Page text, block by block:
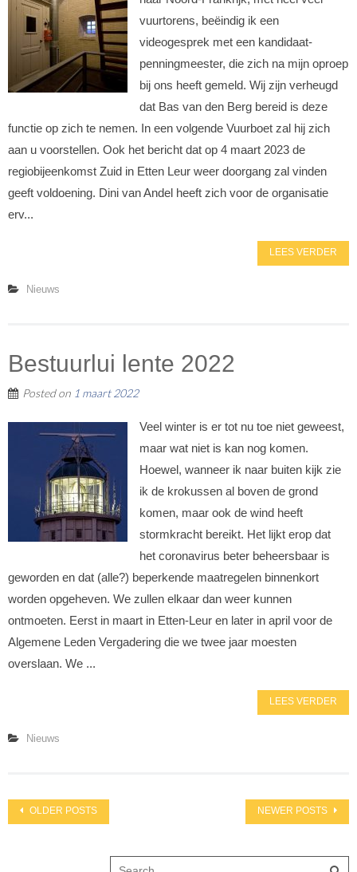
vuurtorens, beëindig ik een
videogesprek met een kandidaat-
penningmeester, die zich na mijn oproep
bij ons heeft gemeld. Wij zijn verheugd
dat Bas van den Berg bereid is deze
functie op zich te nemen. In een volgende Vuurboet zal hij zich
aan u voorstellen. Ook het bericht dat op 4 maart 2023 de
regiobijeenkomst Zuid in Etten Leur weer doorgang zal vinden
geeft voldoening. Dini van Andel heeft zich voor de organisatie
erv...
LEES VERDER
Nieuws
Bestuurlui lente 2022
Posted on 1 maart 2022
Veel winter is er tot nu toe niet geweest,
maar wat niet is kan nog komen.
Hoewel, wanneer ik naar buiten kijk zie
ik de krokussen al boven de grond
komen, maar ook de wind heeft
stormkracht bereikt. Het lijkt erop dat
het coronavirus beter beheersbaar is
geworden en dat (alle?) beperkende maatregelen binnenkort
worden opgeheven. We zullen elkaar dan weer kunnen
ontmoeten. Eerst in maart in Etten-Leur en later in april voor de
Algemene Leden Vergadering die we twee jaar moesten
overslaan. We ...
LEES VERDER
Nieuws
Posts
OLDER POSTS NEWER POSTS